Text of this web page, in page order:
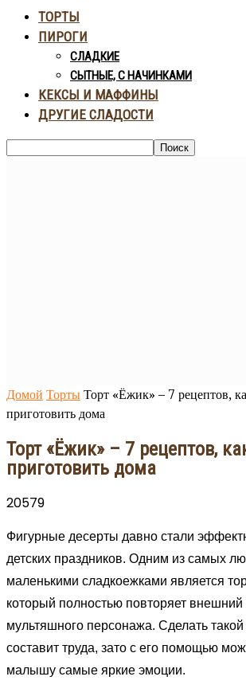
ТОРТЫ
ПИРОГИ
СЛАДКИЕ
СЫТНЫЕ, С НАЧИНКАМИ
КЕКСЫ И МАФФИНЫ
ДРУГИЕ СЛАДОСТИ
Домой Торты Торт «Ёжик» – 7 рецептов,
приготовить дома
Торт «Ёжик» – 7 рецептов,
приготовить дома
20579
Фигурные десерты давно стали
детских праздников. Одним из самых
маленькими сладкоежками является
который полностью повторяет внешний
мультяшного персонажа. Сделать
составит труда, зато с его помощью
малышу самые яркие эмоции.